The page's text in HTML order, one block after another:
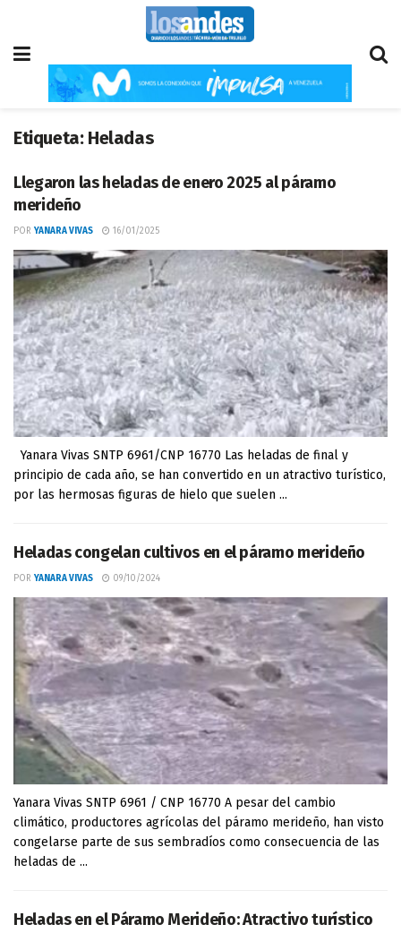
Etiqueta: Heladas
Llegaron las heladas de enero 2025 al páramo
merideño
POR YANARA VIVAS 16/01/2025
Yanara Vivas SNTP 6961/CNP 16770 Las heladas de final y
principio de cada año, se han convertido en un atractivo turístico,
por las hermosas figuras de hielo que suelen ...
Heladas congelan cultivos en el páramo merideño
POR YANARA VIVAS 09/10/2024
Yanara Vivas SNTP 6961 / CNP 16770 A pesar del cambio
climático, productores agrícolas del páramo merideño, han visto
congelarse parte de sus sembradíos como consecuencia de las
heladas de ...
Heladas en el Páramo Merideño: Atractivo turístico